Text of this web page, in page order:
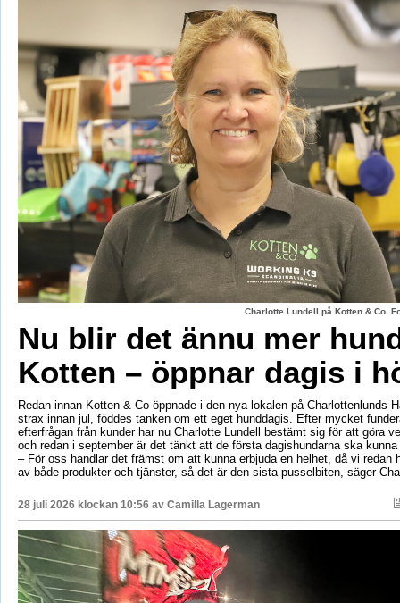
Charlotte Lundell på Kotten & Co.
Nu blir det ännu mer
Kotten – öppnar dagis i
Redan innan Kotten & Co öppnade i den nya lokalen på Charlottenlunds
strax innan jul, föddes tanken om ett eget hunddagis. Efter mycket
efterfrågan från kunder har nu Charlotte Lundell bestämt sig för att göra
och redan i september är det tänkt att de första dagishundarna ska
– För oss handlar det främst om att kunna erbjuda en helhet, då vi redan
av både produkter och tjänster, så det är den sista pusselbiten, säger
28 juli 2026 klockan 10:56 av Camilla Lagerman